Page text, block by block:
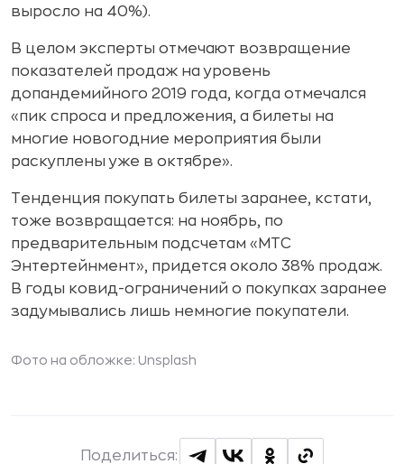
выросло на 40%).
В целом эксперты отмечают возвращение
показателей продаж на уровень
допандемийного 2019 года, когда отмечался
«пик спроса и предложения, а билеты на
многие новогодние мероприятия были
раскуплены уже в октябре».
Тенденция покупать билеты заранее, кстати,
тоже возвращается: на ноябрь, по
предварительным подсчетам «МТС
Энтертейнмент», придется около 38% продаж.
В годы ковид-ограничений о покупках заранее
задумывались лишь немногие покупатели.
Фото на обложке: Unsplash
Поделиться: